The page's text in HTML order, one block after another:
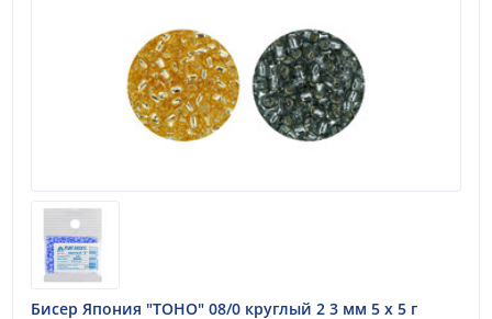
Бисер Япония "TOHO" 08/0 круглый 2 3 мм 5 х 5 г